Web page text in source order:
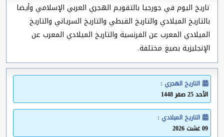
تاريخ اليوم في جورجيا بالتقويم الهجري العربي الإسلامي وأيضا
بالتاريخ الميلادي والتاريخ القبطي والتاريخ السرياني والتاريخ
الميلادي المعرب عن الفرنسية والتاريخ الميلادي المعرب عن
الإنجليزية بصيغ مختلفة.
التاريخ الهجري :
الأحد 25 صفر 1448
التاريخ الميلادي :
09 غشت 2026